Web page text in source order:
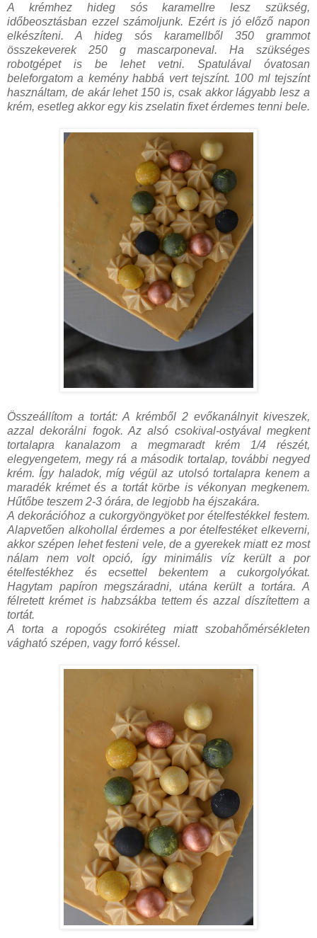
A krémhez hideg sós karamellre lesz szükség,
időbeosztásban ezzel számoljunk. Ezért is jó előző napon
elkészíteni. A hideg sós karamellből 350 grammot
összekeverek 250 g mascarponeval. Ha szükséges
robotgépet is be lehet vetni. Spatulával óvatosan
beleforgatom a kemény habbá vert tejszínt. 100 ml tejszínt
használtam, de akár lehet 150 is, csak akkor lágyabb lesz a
krém, esetleg akkor egy kis zselatin fixet érdemes tenni bele.
Összeállítom a tortát: A krémből 2 evőkanálnyit kiveszek,
azzal dekorálni fogok. Az alsó csokival-ostyával megkent
tortalapra kanalazom a megmaradt krém 1/4 részét,
elegyengetem, megy rá a második tortalap, további negyed
krém. Így haladok, míg végül az utolsó tortalapra kenem a
maradék krémet és a tortát körbe is vékonyan megkenem.
Hűtőbe teszem 2-3 órára, de legjobb ha éjszakára.
A dekorációhoz a cukorgyöngyöket por ételfestékkel festem.
Alapvetően alkohollal érdemes a por ételfestéket elkeverni,
akkor szépen lehet festeni vele, de a gyerekek miatt ez most
nálam nem volt opció, így minimális víz került a por
ételfestékhez és ecsettel bekentem a cukorgolyókat.
Hagytam papíron megszáradni, utána került a tortára. A
félretett krémet is habzsákba tettem és azzal díszítettem a
tortát.
A torta a ropogós csokiréteg miatt szobahőmérsékleten
vágható szépen, vagy forró késsel.